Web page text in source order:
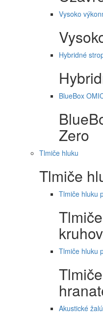
Vysoko
Hybridné
BlueBox
Zero
Tlmiče hluku
Tlmiče
Tlmiče hluku
Tlmiče hluku
Akustické